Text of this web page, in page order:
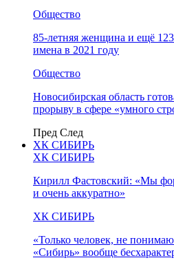
Общество
85-летняя женщина и ещё
имена в 2021 году
Общество
Новосибирская область
прорыву в сфере «умного
Пред След
ХК СИБИРЬ
ХК СИБИРЬ
Кирилл Фастовский: «Мы
и очень аккуратно»
ХК СИБИРЬ
«Только человек, не
«Сибирь» вообще